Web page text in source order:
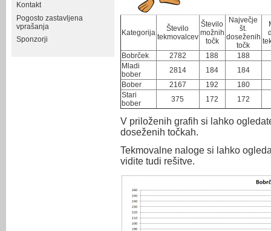
Kontakt
Pogosto zastavljena
vprašanja
Sponzorji
Kategorija
Število
tekmovalcev
Število
možnih
točk
Največje
št.
doseženih
točk
Bobrček
2782 188
188
Mladi
bober
2814 184
184
Bober
2167 192
180
Stari
bober
375 172 172
V priloženih grafih si lahko
doseženih točkah.
Tekmovalne naloge si lahko
vidite tudi rešitve.